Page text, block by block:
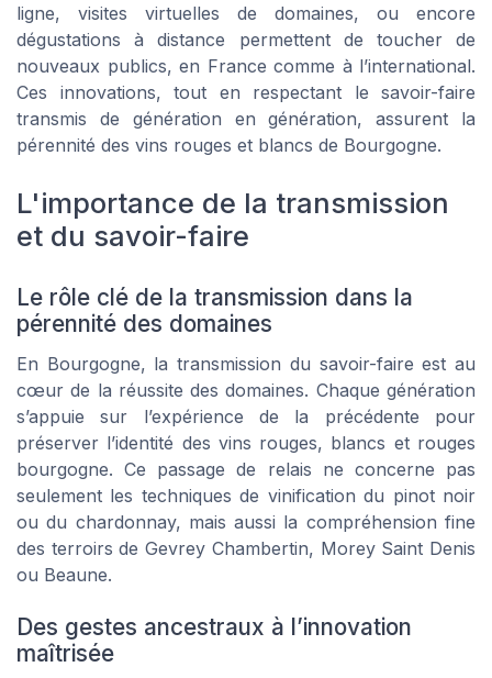
ligne, visites virtuelles de domaines, ou encore
dégustations à distance permettent de toucher de
nouveaux publics, en France comme à l’international.
Ces innovations, tout en respectant le savoir-faire
transmis de génération en génération, assurent la
pérennité des vins rouges et blancs de Bourgogne.
L'importance de la transmission
et du savoir-faire
Le rôle clé de la transmission dans la
pérennité des domaines
En Bourgogne, la transmission du savoir-faire est au
cœur de la réussite des domaines. Chaque génération
s’appuie sur l’expérience de la précédente pour
préserver l’identité des vins rouges, blancs et rouges
bourgogne. Ce passage de relais ne concerne pas
seulement les techniques de vinification du pinot noir
ou du chardonnay, mais aussi la compréhension fine
des terroirs de Gevrey Chambertin, Morey Saint Denis
ou Beaune.
Des gestes ancestraux à l’innovation
maîtrisée